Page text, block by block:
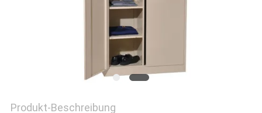
Produkt-Beschreibung